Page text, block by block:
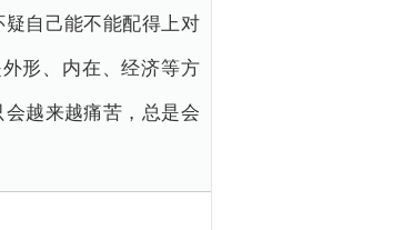
自己能不能配得上对
形、内在、经济等方
越来越痛苦，总是会